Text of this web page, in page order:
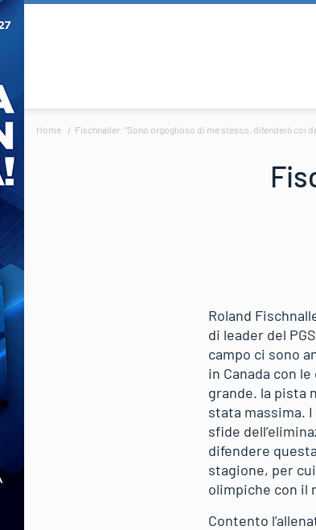
Home Fischnaller: “Sono orgoglioso di me stesso, difenderò coi
Roland
di leader del
campo ci sono
in Canada con
grande. la pista
stata massima.
sfide
difendere
stagione, per
olimpiche con il
Contento